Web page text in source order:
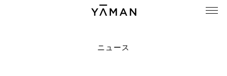
ニュース